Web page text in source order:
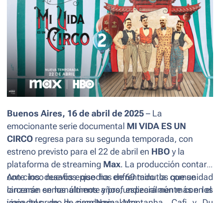
Buenos Aires, 16 de abril de 2025 – La
emocionante serie documental MI VIDA ES UN
CIRCO regresa para su segunda temporada, con
estreno previsto para el 22 de abril en HBO y la
plataforma de streaming Max. La producción contará
con cinco nuevos episodios de 60 minutos que se
lanzarán semanalmente y profundizará aún más en el
Ante los desafíos que ha enfrentado la comunidad
circense en los últimos años, especialmente con los